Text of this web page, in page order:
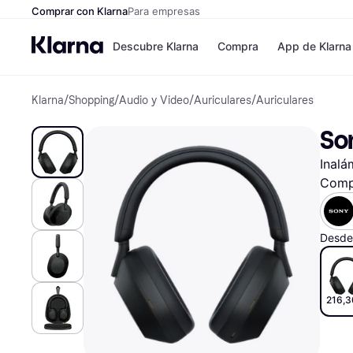
Comprar con KlarnaPara empresas
Descubre Klarna
Formas de pago
Paga ahora
Paga en 3 plazos
Paga en 30 días
Financiación
Klarna en Apple
Compra
Tiendas
Zalando Prive
JD Sports
Directorio de
App de Klarna
Klarna/Shopping/Audio y Video/Auriculares/Auriculares